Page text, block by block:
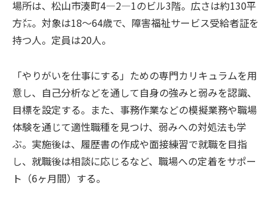
場所は、松山市湊町4―2―1のビル3階。広さは約130平
方㍍。対象は18～64歳で、障害福祉サービス受給者証を
持つ人。定員は20人。
「やりがいを仕事にする」ための専門カリキュラムを用
意し、自己分析などを通して自身の強みと弱みを認識、
目標を設定する。また、事務作業などの模擬業務や職場
体験を通じて適性職種を見つけ、弱みへの対処法も学
ぶ。実施後は、履歴書の作成や面接練習で就職を目指
し、就職後は相談に応じるなど、職場への定着をサポー
ト（6ヶ月間）する。